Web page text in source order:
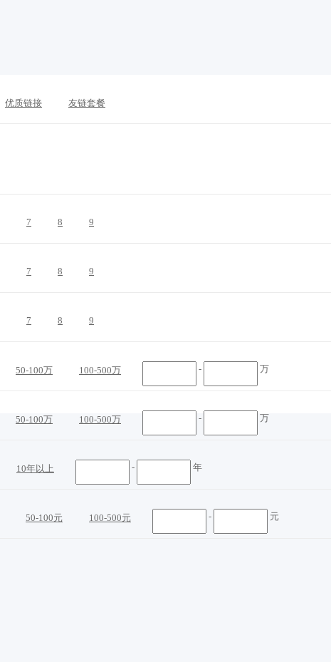
优质链接 友链套餐
7 8 9
7 8 9
7 8 9
50-100万 100-500万 - 万
50-100万 100-500万 - 万
10年以上 - 年
50-100元 100-500元 - 元